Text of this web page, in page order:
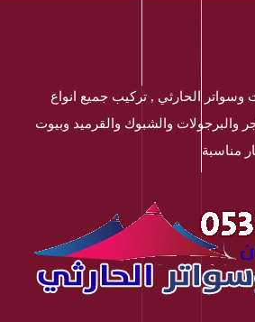
وسواتر الحارثي , تركيب جميع انواع
والبرجولات والشبوك والقرميد وبيوت
مناسبة